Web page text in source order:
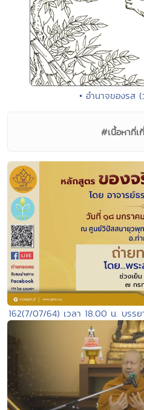
• อำนาจของรส
#เนื้อหาที่เ
162(7/07/64) เวลา 18.00 น. บรร